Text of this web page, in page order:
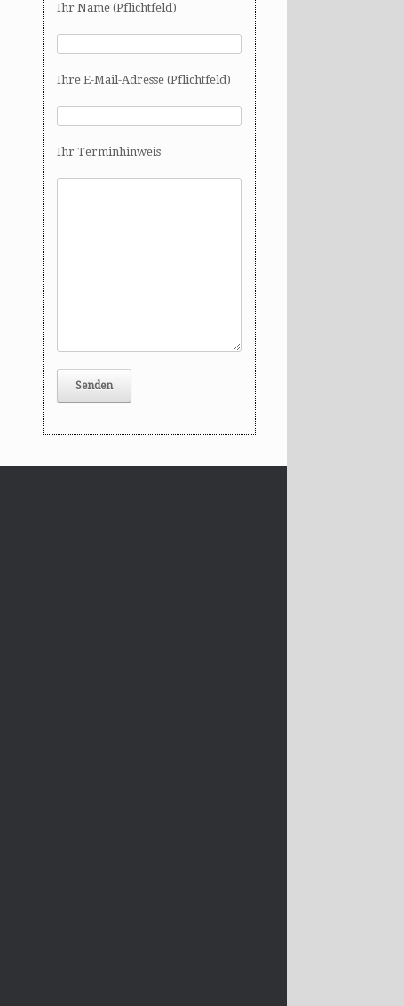
Ihr Name (Pflichtfeld)
Ihre E-Mail-Adresse (Pflichtfeld)
Ihr Terminhinweis